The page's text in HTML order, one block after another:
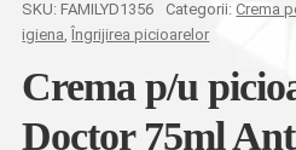
SKU: FAMILYD1356 Categorii:Crema
igiena, Îngrijirea picioarelor
Crema p/u
Doctor 75ml